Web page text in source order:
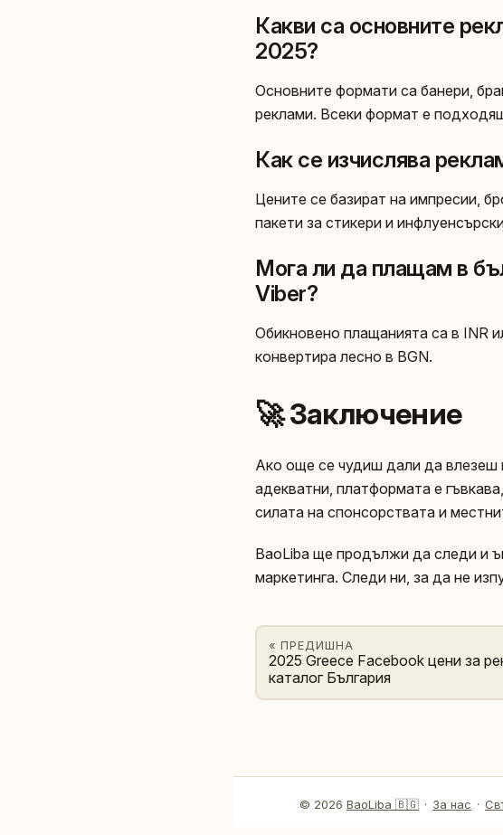
Какви са основните
2025?
Основните формати са банери,
реклами. Всеки формат е
Как се изчислява
Цените се базират на импресии,
пакети за стикери и
Мога ли да плащам в
Viber?
Обикновено плащанията са в INR
конвертира лесно в BGN.
🚀 Заключение
Ако още се чудиш дали да влезеш
адекватни, платформата е
силата на спонсорствата и
BaoLiba ще продължи да следи и
маркетинга. Следи ни, за да не
« ПРЕДИШНА
2025 Greece Facebook цени за
каталог България
© 2026 BaoLiba 🇧🇬 · За нас ·